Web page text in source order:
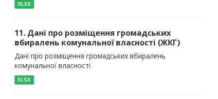
XLSX
11. Дані про розміщення громадських
вбиралень комунальної власності (ЖКГ)
Дані про розміщення громадських вбиралень
комунальної власності
XLSX